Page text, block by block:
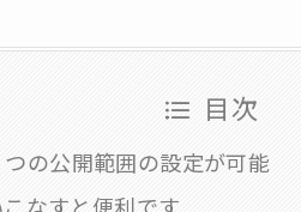
目次
の公開範囲の設定が可能